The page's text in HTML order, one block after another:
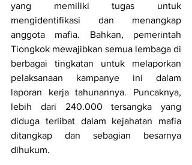
yang memiliki tugas untuk
mengidentifikasi dan menangkap
anggota mafia. Bahkan, pemerintah
Tiongkok mewajibkan semua lembaga di
berbagai tingkatan untuk melaporkan
pelaksanaan kampanye ini dalam
laporan kerja tahunannya. Puncaknya,
lebih dari 240.000 tersangka yang
diduga terlibat dalam kejahatan mafia
ditangkap dan sebagian besarnya
dihukum.